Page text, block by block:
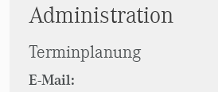
Administration
Terminplanung
E-Mail: